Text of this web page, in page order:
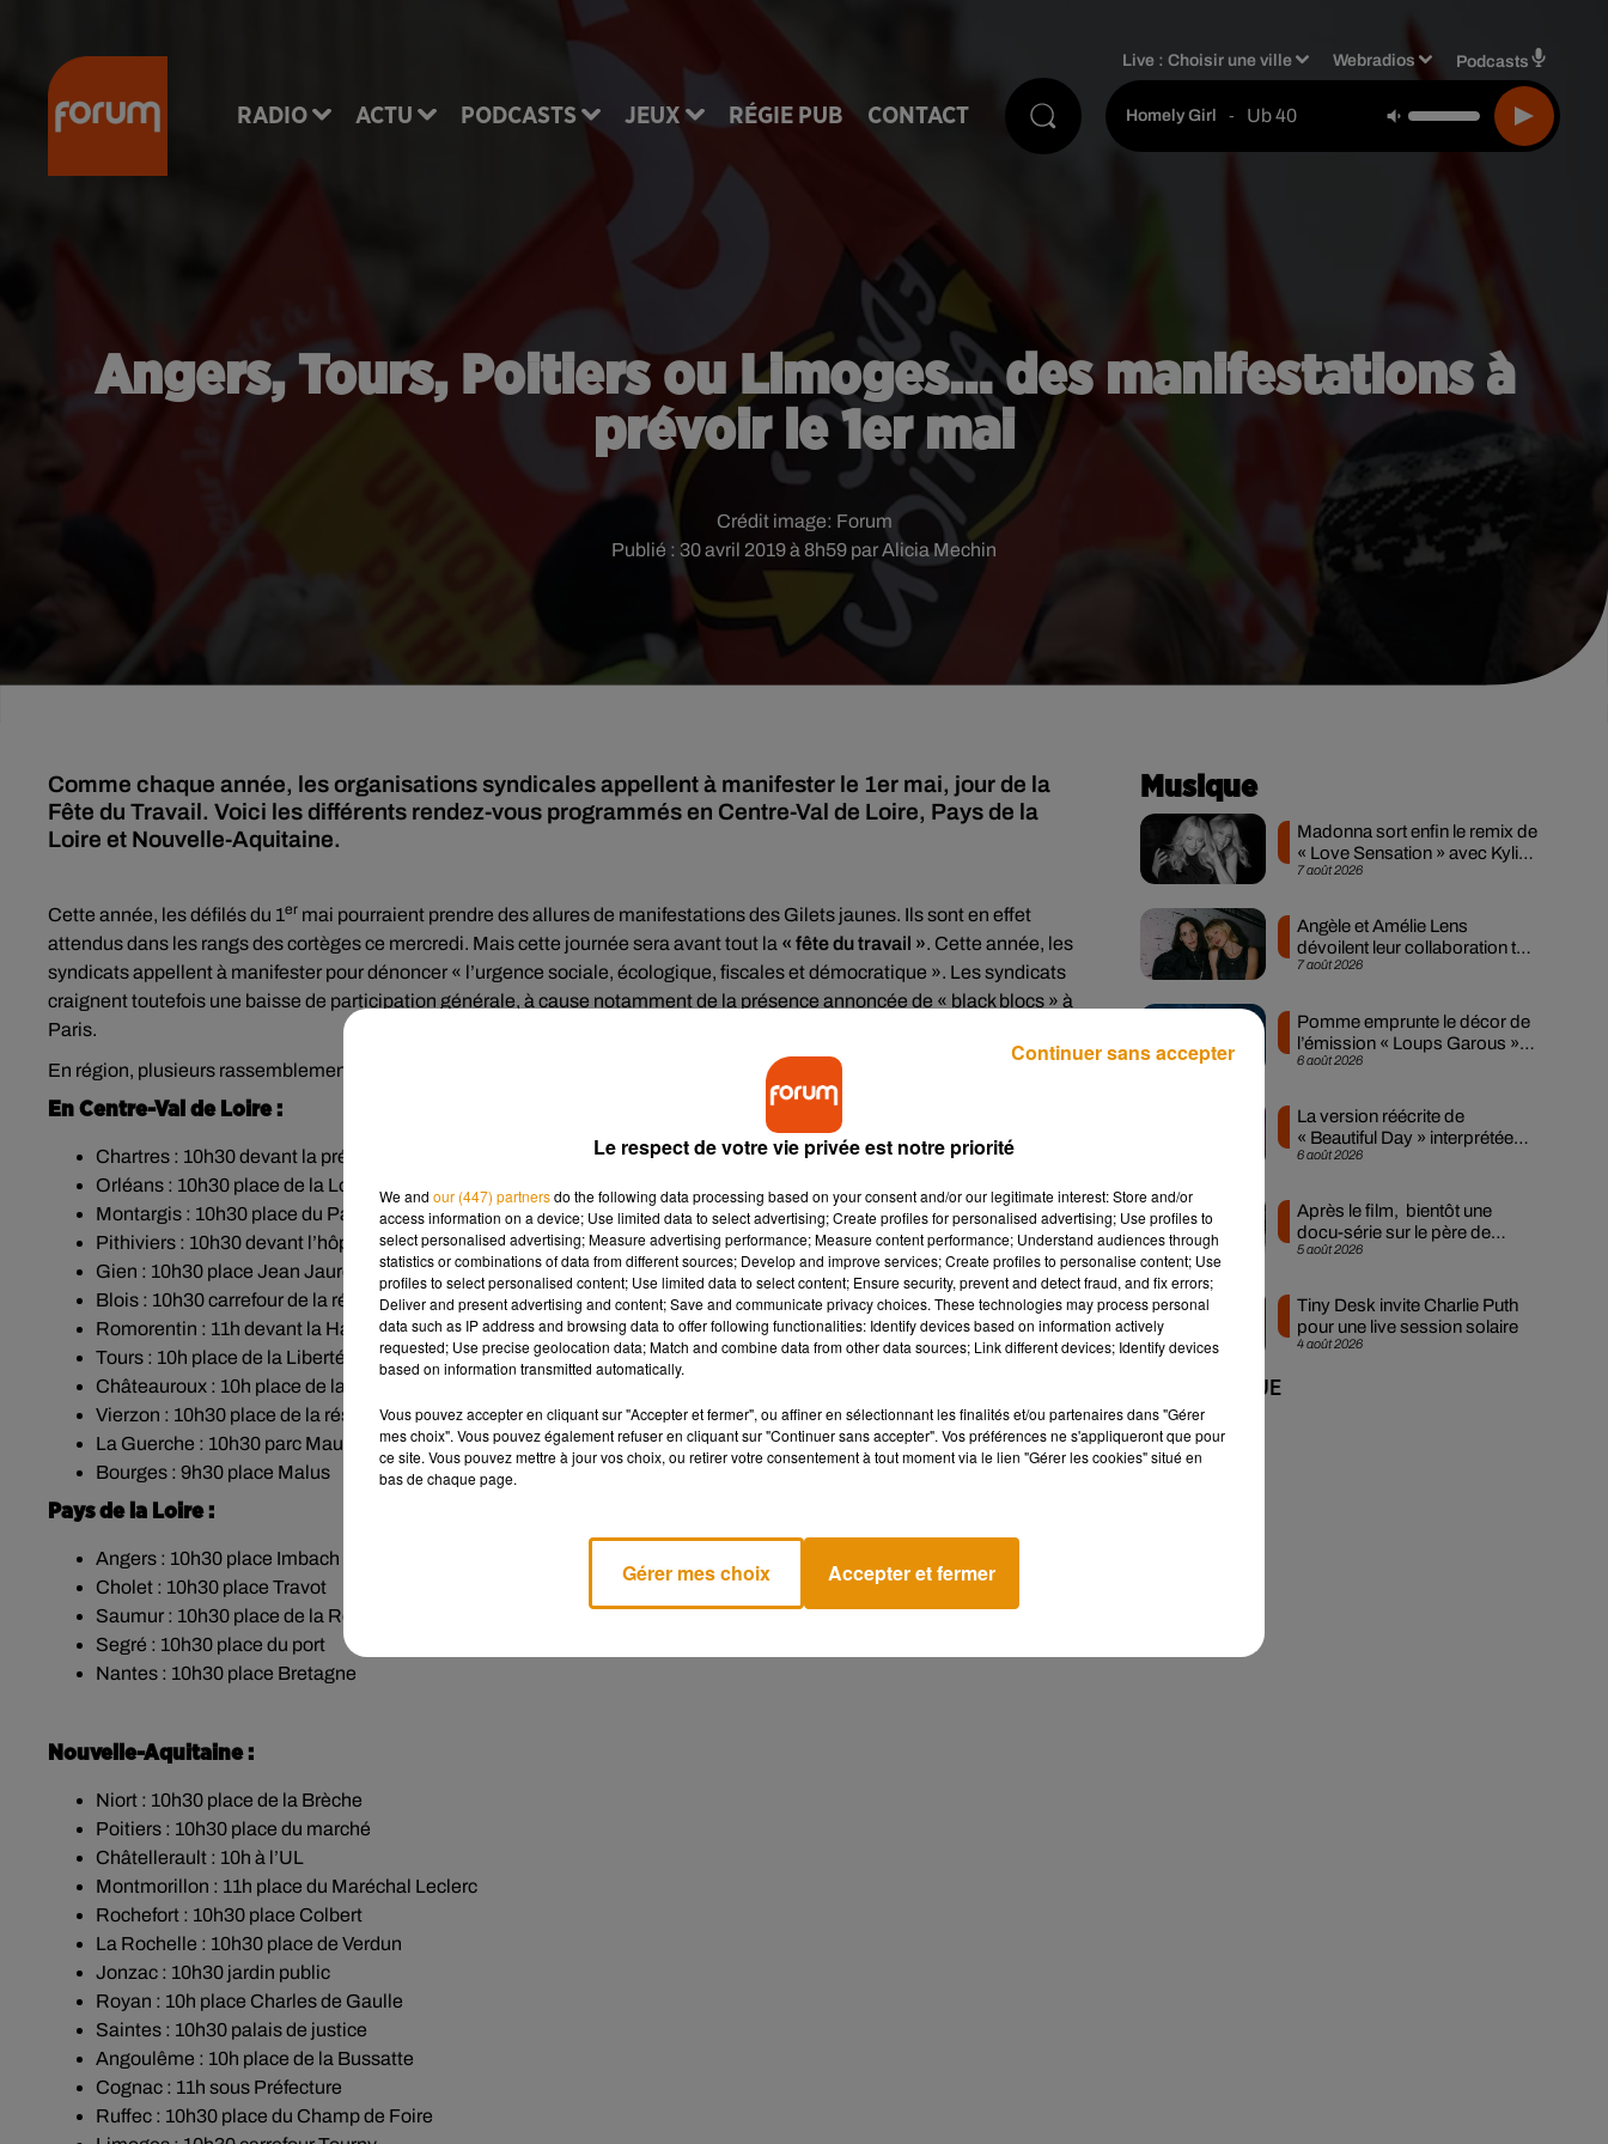
RADIO ACTU PODCASTS JEUX RÉGIE PUB CONTACT
Live :Choisir une ville Webradios Podcasts
Homely Girl - Ub 40
Angers, Tours, Poitiers ou Limoges… des manifestations à
prévoir le 1er mai
Publié : 30 avril 2019 à 8h59 par Alicia Mechin
Crédit image: Forum
Comme chaque année, les organisations syndicales appellent à manifester le 1er mai, jour de la
Fête du Travail. Voici les différents rendez-vous programmés en Centre-Val de Loire, Pays de la
Loire et Nouvelle-Aquitaine.
Cette année, les défilés du 1er mai pourraient prendre des allures de manifestations des Gilets jaunes. Ils sont en effet
attendus dans les rangs des cortèges ce mercredi. Mais cette journée sera avant tout la « fête du travail ». Cette année, les
syndicats appellent à manifester pour dénoncer « l’urgence sociale, écologique, fiscales et démocratique ». Les syndicats
craignent toutefois une baisse de participation générale, à cause notamment de la présence annoncée de « black blocs » à
Paris.
En région, plusieurs rassemblements sont programmés ce mercredi matin.
En Centre-Val de Loire :
Chartres : 10h30 devant la préfecture
Orléans : 10h30 place de la Loire
Montargis : 10h30 place du Patis
Pithiviers : 10h30 devant l’hôpital
Gien : 10h30 place Jean Jaurès
Blois : 10h30 carrefour de la résistance
Romorentin : 11h devant la Halle
Tours : 10h place de la Liberté
Châteauroux : 10h place de la République
Vierzon : 10h30 place de la résistance
La Guerche : 10h30 parc Maurice Fuselier
Bourges : 9h30 place Malus
Pays de la Loire :
Angers : 10h30 place Imbach
Cholet : 10h30 place Travot
Saumur : 10h30 place de la République
Segré : 10h30 place du port
Nantes : 10h30 place Bretagne
Nouvelle-Aquitaine :
Niort : 10h30 place de la Brèche
Poitiers : 10h30 place du marché
Châtellerault : 10h à l’UL
Montmorillon : 11h place du Maréchal Leclerc
Rochefort : 10h30 place Colbert
La Rochelle : 10h30 place de Verdun
Jonzac : 10h30 jardin public
Royan : 10h place Charles de Gaulle
Saintes : 10h30 palais de justice
Angoulême : 10h place de la Bussatte
Cognac : 11h sous Préfecture
Ruffec : 10h30 place du Champ de Foire
Musique
7 août 2026
Madonna sort enfin le remix de
« Love Sensation » avec Kylie
Minogue
7 août 2026
Angèle et Amélie Lens
dévoilent leur collaboration tant
attendue
6 août 2026
Pomme emprunte le décor de
l’émission « Loups Garous »
pour son...
6 août 2026
La version réécrite de
« Beautiful Day » interprétée
lors des...
5 août 2026
Après le film, bientôt une
docu-série sur le père de
Michael Jackson
4 août 2026
Tiny Desk invite Charlie Puth
pour une live session solaire
+ DE MUSIQUE
Le respect de votre vie privée est notre priorité
We and our (447) partnersdo the following data processing based on your consent and/or our legitimate interest: Store and/or
access information on a device; Use limited data to select advertising; Create profiles for personalised advertising; Use profiles to
select personalised advertising; Measure advertising performance; Measure content performance; Understand audiences through
statistics or combinations of data from different sources; Develop and improve services; Create profiles to personalise content; Use
profiles to select personalised content; Use limited data to select content; Ensure security, prevent and detect fraud, and fix errors;
Deliver and present advertising and content; Save and communicate privacy choices. These technologies may process personal
data such as IP address and browsing data to offer following functionalities: Identify devices based on information actively
requested; Use precise geolocation data; Match and combine data from other data sources; Link different devices; Identify devices
based on information transmitted automatically.
Vous pouvez accepter en cliquant sur "Accepter et fermer", ou affiner en sélectionnant les finalités et/ou partenaires dans "Gérer
mes choix". Vous pouvez également refuser en cliquant sur "Continuer sans accepter". Vos préférences ne s'appliqueront que pour
ce site. Vous pouvez mettre à jour vos choix, ou retirer votre consentement à tout moment via le lien "Gérer les cookies" situé en
bas de chaque page.
Gérer mes choix Accepter et fermer
Continuer sans accepter